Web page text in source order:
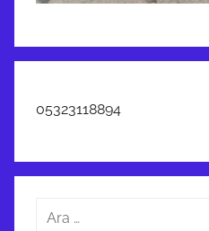
05323118894
Arama: